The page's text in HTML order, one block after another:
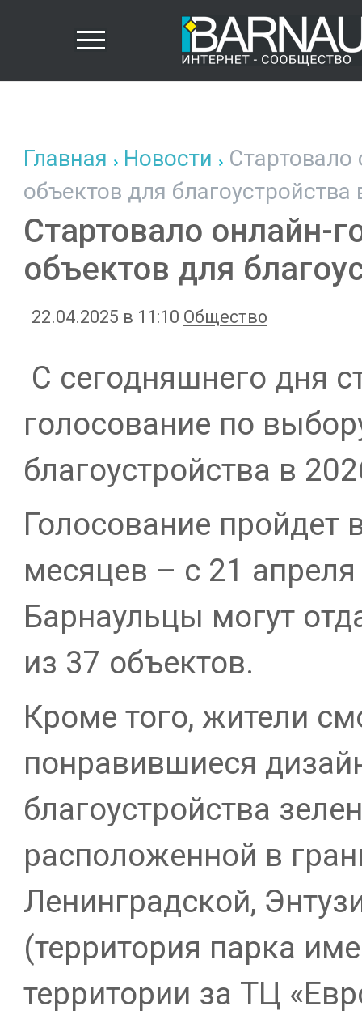
Главная Новости Стартовало
объектов для благоустройства
Стартовало онлайн-
объектов для
22.04.2025 в 11:10 Общество
С сегодняшнего дня
голосование по
благоустройства в
Голосование пройдет
месяцев – с 21
Барнаульцы могут
из 37 объектов.
Кроме того, жители
понравившиеся
благоустройства
расположенной в
Ленинградской,
(территория парка
территории за ТЦ